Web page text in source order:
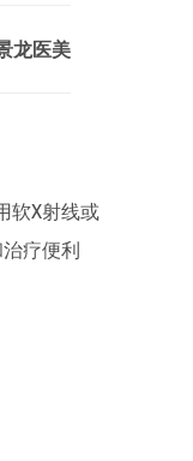
龙医美
软X射线或
疗便利